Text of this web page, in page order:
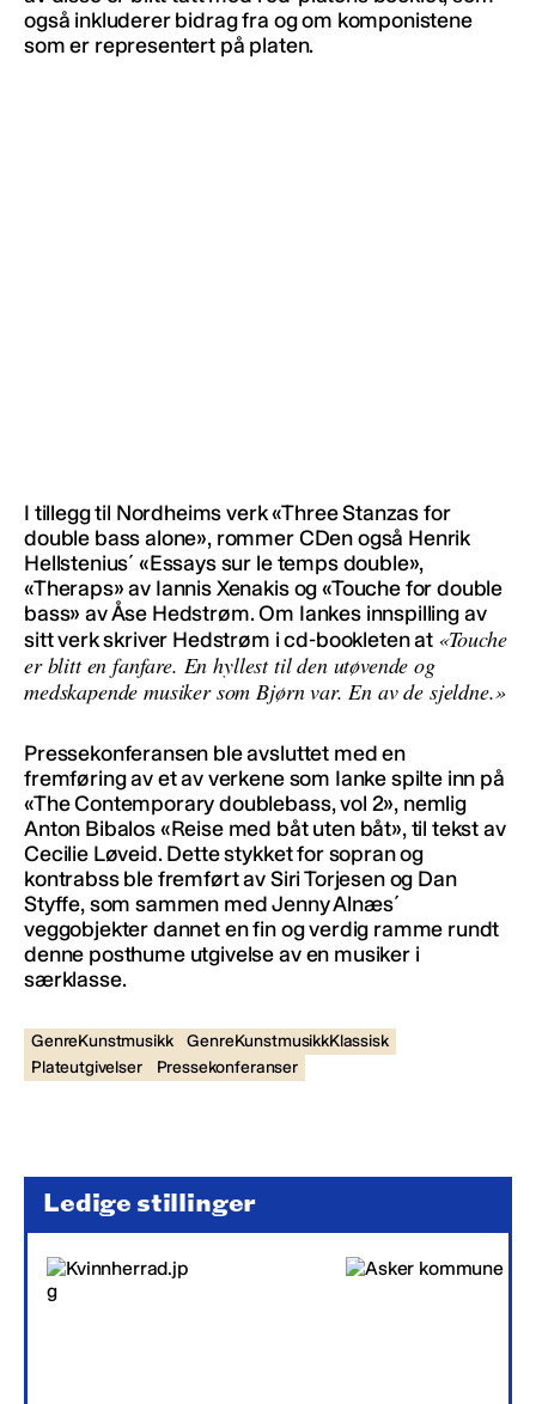
også inkluderer bidrag fra og om komponistene
som er representert på platen.
I tillegg til Nordheims verk «Three Stanzas for
double bass alone», rommer CDen også Henrik
Hellstenius´ «Essays sur le temps double»,
«Theraps» av Iannis Xenakis og «Touche for double
bass» av Åse Hedstrøm. Om Iankes innspilling av
sitt verk skriver Hedstrøm i cd-bookleten at «Touche
er blitt en fanfare. En hyllest til den utøvende og
medskapende musiker som Bjørn var. En av de sjeldne.»
Pressekonferansen ble avsluttet med en
fremføring av et av verkene som Ianke spilte inn på
«The Contemporary doublebass, vol 2», nemlig
Anton Bibalos «Reise med båt uten båt», til tekst av
Cecilie Løveid. Dette stykket for sopran og
kontrabss ble fremført av Siri Torjesen og Dan
Styffe, som sammen med Jenny Alnæs´
veggobjekter dannet en fin og verdig ramme rundt
denne posthume utgivelse av en musiker i
særklasse.
GenreKunstmusikk
GenreKunstmusikkKlassisk
Plateutgivelser
Pressekonferanser
Ledige stillinger